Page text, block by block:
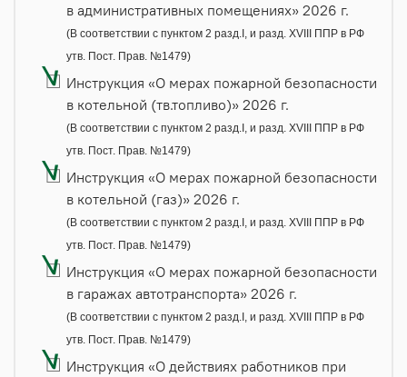
в административных помещениях» 2026 г.
(В соответствии с пунктом 2 разд.I, и разд. XVIII ППР в РФ
утв. Пост. Прав. №1479)
Инструкция «О мерах пожарной безопасности
в котельной (тв.топливо)» 2026 г.
(В соответствии с пунктом 2 разд.I, и разд. XVIII ППР в РФ
утв. Пост. Прав. №1479)
Инструкция «О мерах пожарной безопасности
в котельной (газ)» 2026 г.
(В соответствии с пунктом 2 разд.I, и разд. XVIII ППР в РФ
утв. Пост. Прав. №1479)
Инструкция «О мерах пожарной безопасности
в гаражах автотранспорта» 2026 г.
(В соответствии с пунктом 2 разд.I, и разд. XVIII ППР в РФ
утв. Пост. Прав. №1479)
Инструкция «О действиях работников при